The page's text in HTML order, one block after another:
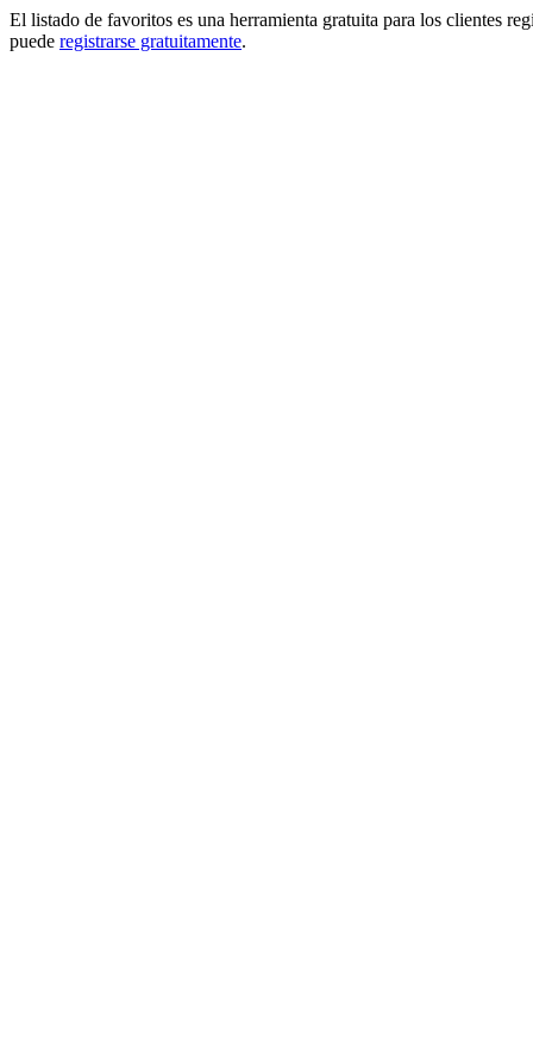
El listado de favoritos es una herramienta gratuita para los clientes
puede registrarse gratuitamente.